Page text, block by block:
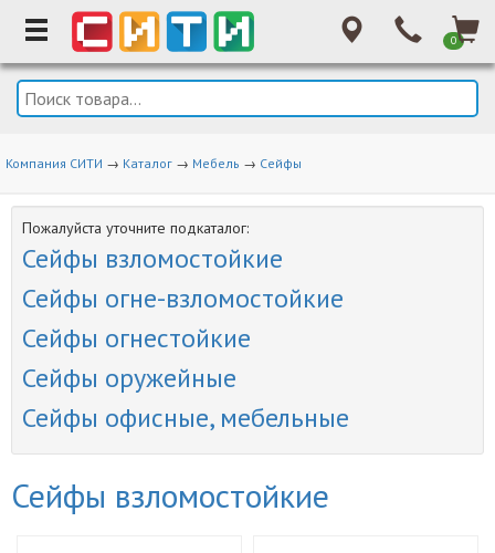
0
Компания СИТИ → Каталог → Мебель → Сейфы
Пожалуйста уточните подкаталог:
Сейфы взломостойкие
Сейфы огне-взломостойкие
Сейфы огнестойкие
Сейфы оружейные
Сейфы офисные, мебельные
Сейфы взломостойкие